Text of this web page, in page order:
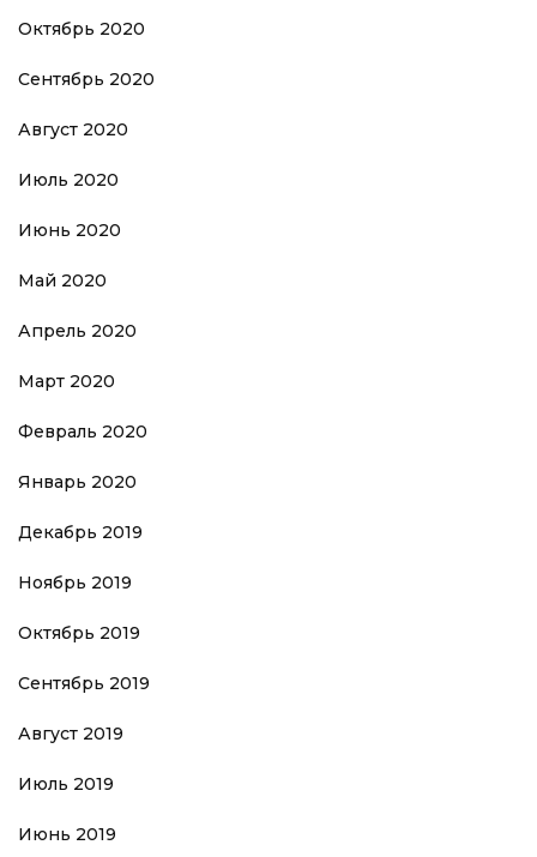
Октябрь 2020
Сентябрь 2020
Август 2020
Июль 2020
Июнь 2020
Май 2020
Апрель 2020
Март 2020
Февраль 2020
Январь 2020
Декабрь 2019
Ноябрь 2019
Октябрь 2019
Сентябрь 2019
Август 2019
Июль 2019
Июнь 2019